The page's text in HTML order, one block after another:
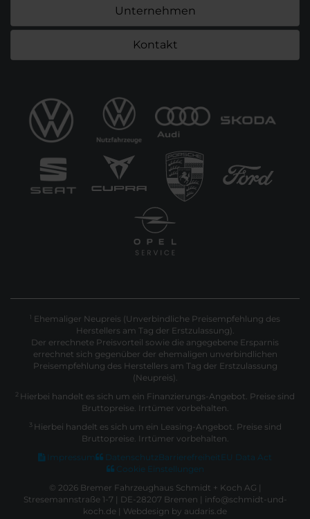
Unternehmen
Kontakt
1 Ehemaliger Neupreis (Unverbindliche Preisempfehlung des
Herstellers am Tag der Erstzulassung).
Der errechnete Preisvorteil sowie die angegebene Ersparnis
errechnet sich gegenüber der ehemaligen unverbindlichen
Preisempfehlung des Herstellers am Tag der Erstzulassung
(Neupreis).
2 Hierbei handelt es sich um ein Finanzierungs-Angebot. Preise sind
Bruttopreise. Irrtümer vorbehalten.
3 Hierbei handelt es sich um ein Leasing-Angebot. Preise sind
Bruttopreise. Irrtümer vorbehalten.
Impressum
Datenschutz Barrierefreiheit EU Data Act
Cookie Einstellungen
© 2026 Bremer Fahrzeughaus Schmidt + Koch AG |
Stresemannstraße 1-7 | DE-28207 Bremen | info@schmidt-und-
koch.de | Webdesign by audaris.de